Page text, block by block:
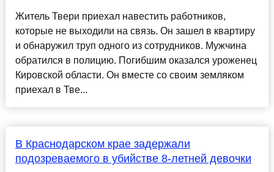
Житель Твери приехал навестить работников,
которые не выходили на связь. Он зашел в квартиру
и обнаружил труп одного из сотрудников. Мужчина
обратился в полицию. Погибшим оказался уроженец
Кировской области. Он вместе со своим земляком
приехал в Тве...
В Краснодарском крае задержали
подозреваемого в убийстве 8-летней девочки